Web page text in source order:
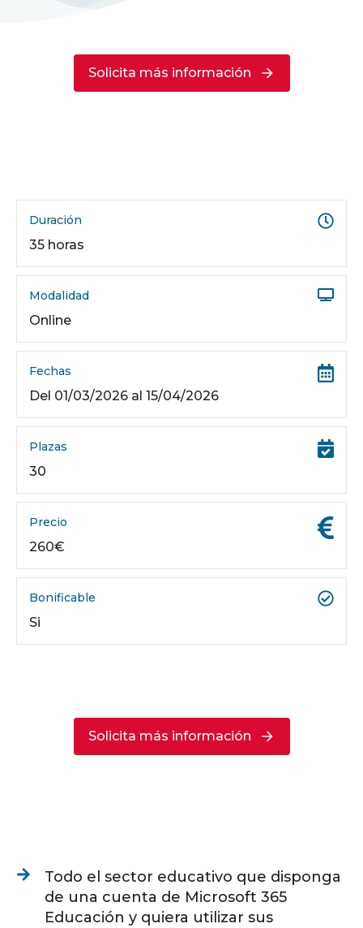
Todo el sector educativo que disponga
de una cuenta de Microsoft 365
Educación y quiera utilizar sus
Solicita más información
Duración
35 horas
Modalidad
Online
Fechas
Del 01/03/2026 al 15/04/2026
Plazas
30
Precio
260€
Bonificable
Si
Solicita más información